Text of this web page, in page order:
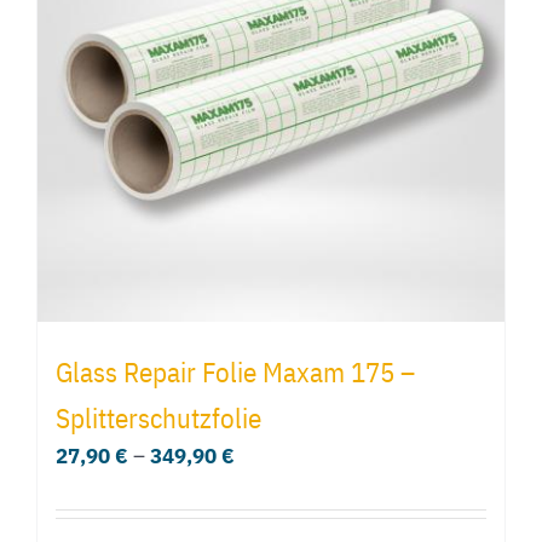
Die
Optionen
können
auf
der
Produktseite
Glass Repair Folie Maxam 175 –
Splitterschutzfolie
27,90€ –349,90€